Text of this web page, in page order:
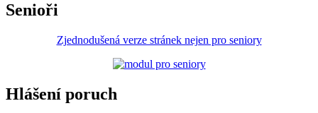
Senioři
Zjednodušená verze stránek nejen pro seniory
Hlášení poruch